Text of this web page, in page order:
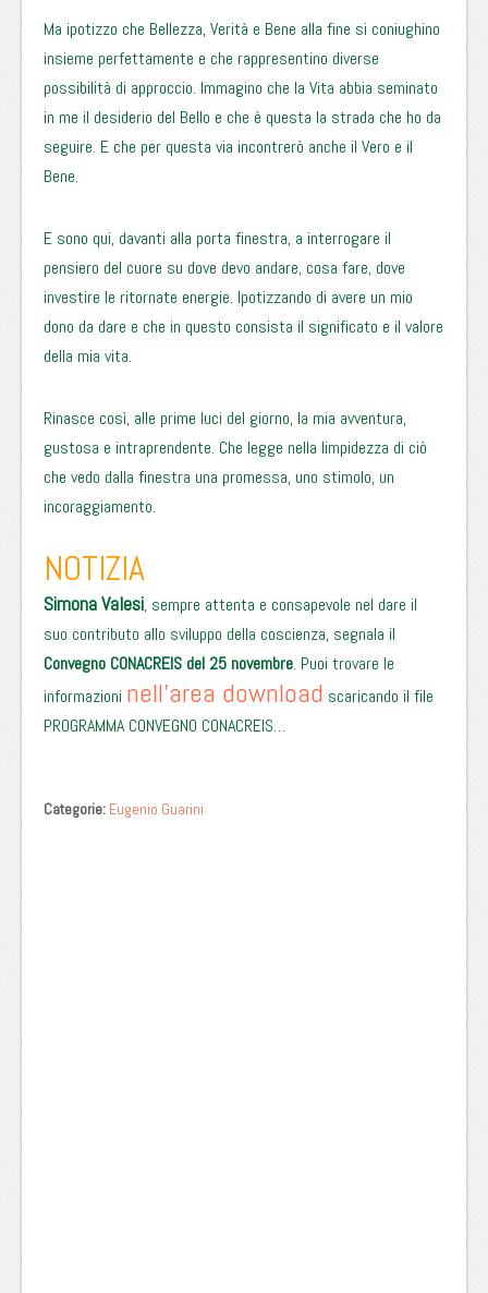
Ma ipotizzo che Bellezza, Verità e Bene alla fine si coniughino
insieme perfettamente e che rappresentino diverse
possibilità di approccio. Immagino che la Vita abbia seminato
in me il desiderio del Bello e che è questa la strada che ho da
seguire. E che per questa via incontrerò anche il Vero e il
Bene.
E sono qui, davanti alla porta finestra, a interrogare il
pensiero del cuore su dove devo andare, cosa fare, dove
investire le ritornate energie. Ipotizzando di avere un mio
dono da dare e che in questo consista il significato e il valore
della mia vita.
Rinasce così, alle prime luci del giorno, la mia avventura,
gustosa e intraprendente. Che legge nella limpidezza di ciò
che vedo dalla finestra una promessa, uno stimolo, un
incoraggiamento.
NOTIZIA
Simona Valesi, sempre attenta e consapevole nel dare il
suo contributo allo sviluppo della coscienza, segnala il
Convegno CONACREIS del 25 novembre. Puoi trovare le
informazioni nell’area download scaricando il file
PROGRAMMA CONVEGNO CONACREIS…
Categorie: Eugenio Guarini